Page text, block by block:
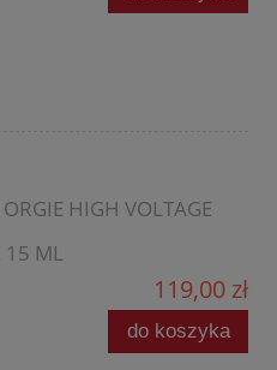
HIGH VOLTAGE
15 ML
119,00 zł
do koszyka